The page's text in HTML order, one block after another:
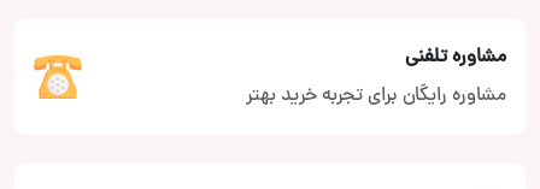
مشاوره تلفنی
مشاوره رایگان برای تجربه خرید بهتر